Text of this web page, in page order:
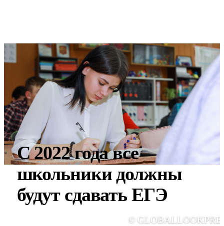
С 2022 года все
школьники должны
будут сдавать ЕГЭ
©